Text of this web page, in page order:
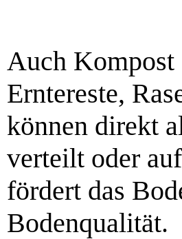
Auch
Erntereste,
können direkt
verteilt oder
fördert das
Bodenqualität.